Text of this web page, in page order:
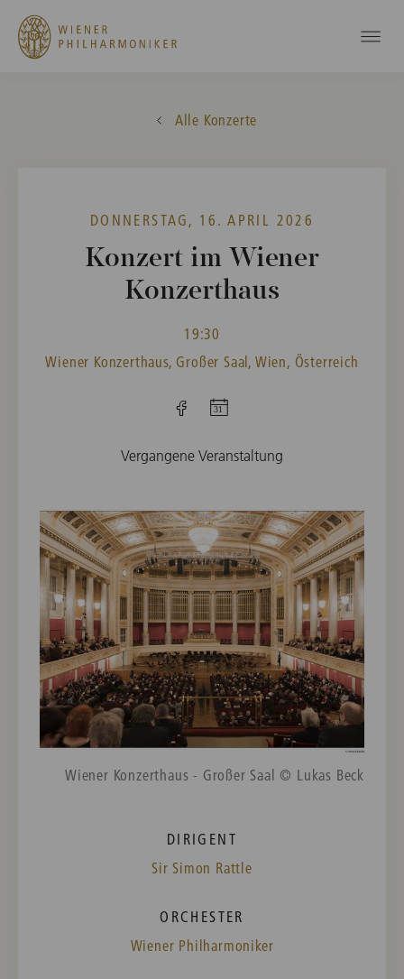
Alle Konzerte
DONNERSTAG, 16. APRIL 2026
Konzert im Wiener
Konzerthaus
19:30
Wiener Konzerthaus, Großer Saal, Wien, Österreich
Vergangene Veranstaltung
Wiener Konzerthaus - Großer Saal © Lukas Beck
DIRIGENT
Sir Simon Rattle
ORCHESTER
Wiener Philharmoniker